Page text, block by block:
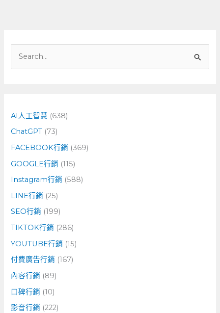
字
:
AI人工智慧 (638)
ChatGPT (73)
FACEBOOK行銷 (369)
GOOGLE行銷 (115)
Instagram行銷 (588)
LINE行銷 (25)
SEO行銷 (199)
TIKTOK行銷 (286)
YOUTUBE行銷 (15)
付費廣告行銷 (167)
內容行銷 (89)
口碑行銷 (10)
影音行銷 (222)